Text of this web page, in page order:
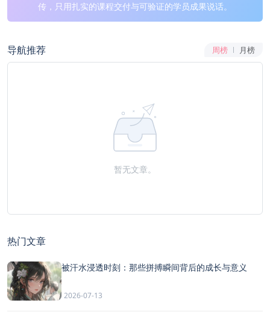
传，只用扎实的课程交付与可验证的学员成果说话。
导航推荐 周榜 月榜
暂无文章。
热门文章
被汗水浸透时刻：那些拼搏瞬间背后的成长与意义
2026-07-13